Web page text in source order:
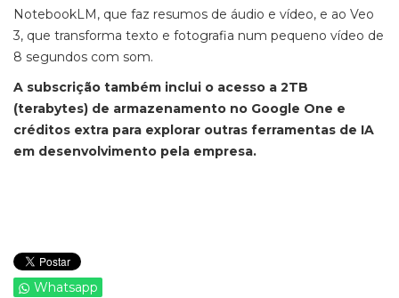
NotebookLM, que faz resumos de áudio e vídeo, e ao Veo
3, que transforma texto e fotografia num pequeno vídeo de
8 segundos com som.
A subscrição também inclui o acesso a 2TB
(terabytes) de armazenamento no Google One e
créditos extra para explorar outras ferramentas de IA
em desenvolvimento pela empresa.
Whatsapp